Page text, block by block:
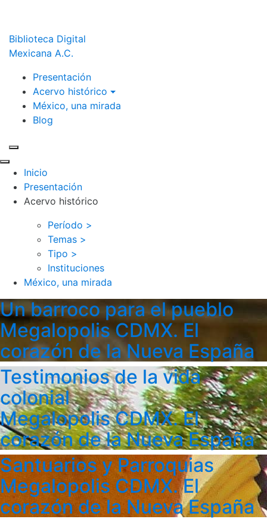
Biblioteca Digital
Mexicana A.C.
Presentación
Acervo histórico
México, una mirada
Blog
Inicio
Presentación
Acervo histórico
Período >
Temas >
Tipo >
Instituciones
México, una mirada
Un barroco para el pueblo
Megalopolis CDMX. El
corazón de la Nueva España
Testimonios de la vida
colonial
Megalopolis CDMX. El
corazón de la Nueva España
Santuarios y Parroquias
Megalopolis CDMX. El
corazón de la Nueva España